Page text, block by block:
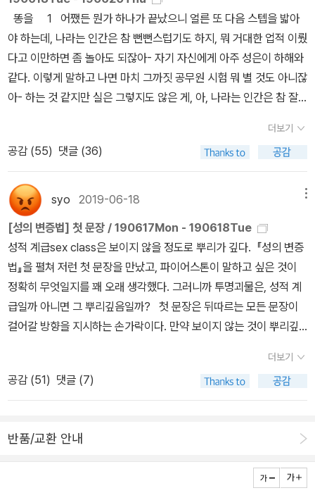
소설집이 한 권으로 엮이기까지 소설집을 기다린 독자가 많이 계실
거예요. 독자께 한 말씀 부탁드립니다.안녕하세요. 2021년 봄을 막
떠나보내면서 독자분들과 만나게 돼 반갑습니다. 이 소설들 중 한 단
편에서 ‘지금은 보낼 수 없는 편지’를 쓰는 인물이 나오는데요. 아직은
보내지 못할 것만 같은 편지를 혼자 쓰고 있는 누군가에게 제 글이 또
다른 편지처럼 가닿을 수 있다면 좋겠습니다.
syo의 서재가 되지 않을까요. 더덕단이라는 재미난 모임이 발족했
습니다. ㄷㄷㄷ 혹은 DDD라고도 부릅니다. the德, more德 이런
거 아니고 그냥 더덕입니다. 네. 먹는 거요. 정말 대단한 사람들입니
다. 본질은 ‘여성주의 독서모임’인데 대체로 ‘의식의 흐름 잡담모임’
같은 유쾌한 느낌입니다. ‘월남에서 돌아온 복상사실주의자’라는 알
이 피었을까요. 말의 물길이 어디서 솟아서 어디로 흘러가는지 알 수
가 없어서 즐겁습니다. 이제 책 이야기를 해야겠네요. 북플이 알려주
는 바에 따르면, 올해는 이렇습니다. 01월 : 42권02월 : 35권03월
: 20권04월 : 24권05월 : 40권06월 : 35권07월 : 38권08월 : 27
권09월 : 37권10월 : 53권11월 : 33권12월 : 27권---------2019 :
411권---------2018 : 500권2017 : 689권 매년 꾸준히 영락하
고 있군요. 이런 추세는 내년에도 계속되겠지요. 그래도 하루에 한 권
은 더 읽었으니, 일단은 칭찬을 해 주고 다음 해로 넘어가겠습니다. 참
잘했어요, syo군. 올해의 소설가 : 옌롄커 전작을 다 읽지는 못했
지만 그러려고 마음 먹었다는 것만으로도 syo는 올해 옌롄커를 맨
앞줄에 놓고 싶습니다. 아무래도 남의 나라 이야기 같기만 하다 싶으
면 별 매력 없는 작가처럼 보일 수도 있겠습니다. 저는 ‘그 와중에 할
거 다 하는 우리 인간들 눈물나게 멋지다 파이팅’ 이런 느낌으로 읽었
가 지고를 반복하면서 조금씩 알아가는 게 syo의 스타일입니다. 마
지금은 또 들뢰즈에 꽂혀서 스피노자를 뒤적거리고 있지만, 헤겔의
이름은 피해갈 수 없으니까요. 내년 여름쯤 다시 또 헤겔 책들을 긁어
야 하는데, 나라는 인간은 참 뻔뻔스럽기도 하지, 뭐 거대한 업적 이뤘
다고 이만하면 좀 놀아도 되잖아- 자기 자신에게 아주 성은이 하해와
같다. 이렇게 말하고 나면 마치 그까짓 공무원 시험 뭐 별 것도 아니잖
아- 하는 것 같지만 실은 그렇지도 않은 게, 아, 나라는 인간은 참 잘
현재 몇 등인지를 지속적으로 확인하며 소리 없이 웃고 앉았다. 그럴
필요도 없고 그래봐야 뭐 달라질 일도 없다는 건 잘 알지만 그냥 내 등
수가 너무 예뻐서...... 나라는 놈이 뭐라도 의미 있는 성과를 챙겨 본
것이 민증 나오고 거의 처음이라서...... 더흑(폭풍눙물) 누군가에게
는 작고 시시한 일일 수도 있지만 또 어느 누군가에겐 세상 벅찬 기쁨
이 될 수도 있는 뭔가를 얼떨결에 손에 쥐고, 이래야 하나 저래야 하나
생각중이다. 어쨌든 나한테 좋은 일인 건 사실이다. 양치기 개 관리
자와 018번 사이에 문제가 생겼다. 018번이 개에게 덤벼들기 때문이
다. 양치기 개 관리자는 018번을 도축하자고 말한다. '이런 양의 유전
자가 후대로 전해지면 양 떼에 문제가 발생할 거예요.' 방목장 안에
서 018번이 내게 다가온다. 나는 018번에게 속삭인다. '이렇게 계속
아름답고 풍성하게 보이는 숲의 나무들은 모두 싸움의 승리자들이
도 싸우는 일은 여간 힘든 일이 아니다. _ 이나가키 히데히로, 『싸우는
과 서울시 시험날짜가 달랐고, 서울시는 응시자의 주거지 제한을 두
고 있지 않기 때문에 지방직에 응시하는 수험생들은 서울시에도 응시
더보기
공감 (55) 댓글 (36)
syo 2019-06-18
[성의 변증법] 첫 문장 / 190617Mon - 190618Tue
성적 계급sex class은 보이지 않을 정도로 뿌리가 깊다. 『성의 변증
법』을 펼쳐 저런 첫 문장을 만났고, 파이어스톤이 말하고 싶은 것이
정확히 무엇일지를 꽤 오래 생각했다. 그러니까 투명괴물은, 성적 계
급일까 아니면 그 뿌리깊음일까? 첫 문장은 뒤따르는 모든 문장이
걸어갈 방향을 지시하는 손가락이다. 만약 보이지 않는 것이 뿌리깊
을 시작해, 역사를 종으로 문화를 횡으로 엮어가며 성적 계급이 형성
된 과정에 대해 규명해야 한다. 그게 아니라, 만약 보이지 않는 것이
성적 계급 자체라면 우리의 임무는 보이지 않는 것을 보이도록 하는
관계를 드러내는 일이 될 테고, 보이지 않음과 보지 못함 사이의 얇은
론 끝에서는 만나겠으나 처음 뻗어나가는 방향이 너무도 다르다. 한
더보기
공감 (51) 댓글 (7)
반품/교환 안내